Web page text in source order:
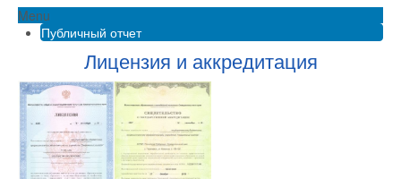
Menu
Публичный отчет
Лицензия и аккредитация